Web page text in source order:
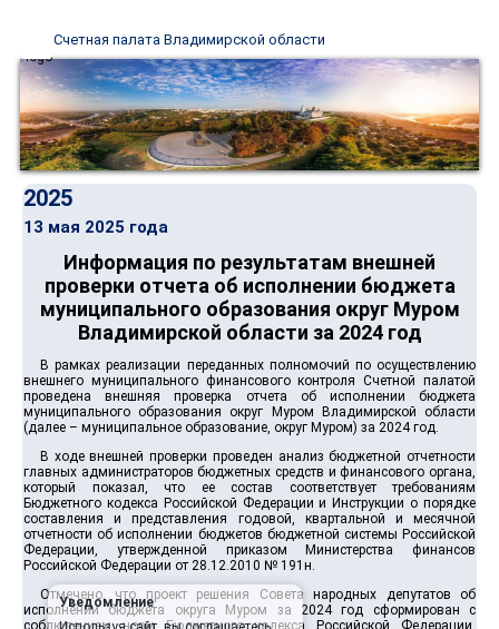
Счетная палата Владимирской области
2025
13 мая 2025 года
Информация по результатам внешней
проверки отчета об исполнении бюджета
муниципального образования округ Муром
Владимирской области за 2024 год
В рамках реализации переданных полномочий по осуществлению
внешнего муниципального финансового контроля Счетной палатой
проведена внешняя проверка отчета об исполнении бюджета
муниципального образования округ Муром Владимирской области
(далее – муниципальное образование, округ Муром) за 2024 год.
В ходе внешней проверки проведен анализ бюджетной отчетности
главных администраторов бюджетных средств и финансового органа,
который показал, что ее состав соответствует требованиям
Бюджетного кодекса Российской Федерации и Инструкции о порядке
составления и представления годовой, квартальной и месячной
отчетности об исполнении бюджетов бюджетной системы Российской
Федерации, утвержденной приказом Министерства финансов
Российской Федерации от 28.12.2010 № 191н.
Отмечено, что проект решения Совета народных депутатов об
исполнении бюджета округа Муром за 2024 год сформирован с
соблюдением норм Бюджетного кодекса Российской Федерации,
Уведомление